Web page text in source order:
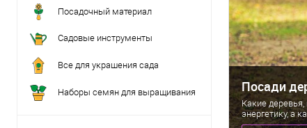
Посадочный материал
Садовые инструменты
Все для украшения сада
Наборы семян для выращивания Посади
Какие
энергетику, а